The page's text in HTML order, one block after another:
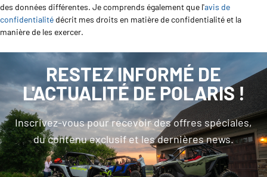
des données différentes. Je comprends également que l'avis de
confidentialité décrit mes droits en matière de confidentialité et la
manière de les exercer.
RESTEZ INFORMÉ DE
L'ACTUALITÉ DE POLARIS !
Inscrivez-vous pour recevoir des offres spéciales,
du contenu exclusif et les dernières news.